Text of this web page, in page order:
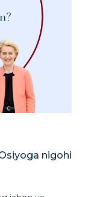
nigohi